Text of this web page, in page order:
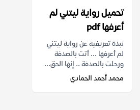
تحميل رواية ليتني لم
أعرفها pdf
نبذة تعريفية عن رواية ليتني
لم أعرفها ... أتت بالصدفة
ورحلت بالصدفة .. إنها الحق...
محمد أحمد الحمادي